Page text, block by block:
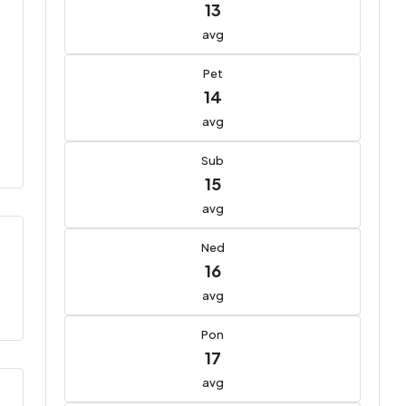
13
avg
Pet
14
avg
Sub
15
avg
Ned
16
avg
Pon
17
avg